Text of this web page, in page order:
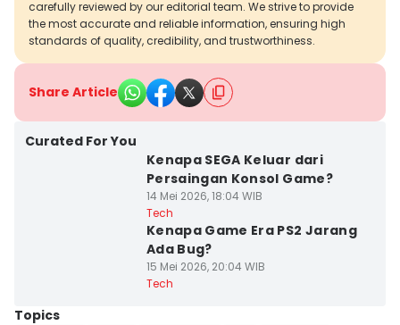
carefully reviewed by our editorial team. We strive to provide
the most accurate and reliable information, ensuring high
standards of quality, credibility, and trustworthiness.
Share Article
Curated For You
Kenapa SEGA Keluar dari
Persaingan Konsol Game?
14 Mei 2026, 18:04 WIB
Tech
Kenapa Game Era PS2 Jarang
Ada Bug?
15 Mei 2026, 20:04 WIB
Tech
Topics